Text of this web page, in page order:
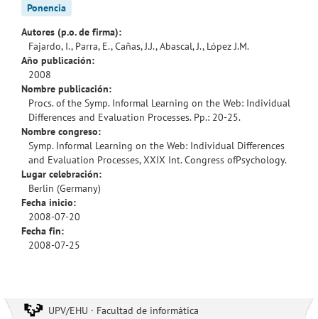
Ponencia
Autores (p.o. de firma):
Fajardo, I., Parra, E., Cañas, J.J., Abascal, J., López J.M.
Año publicación:
2008
Nombre publicación:
Procs. of the Symp. Informal Learning on the Web: Individual
Differences and Evaluation Processes. Pp.: 20-25.
Nombre congreso:
Symp. Informal Learning on the Web: Individual Differences
and Evaluation Processes, XXIX Int. Congress ofPsychology.
Lugar celebración:
Berlin (Germany)
Fecha inicio:
2008-07-20
Fecha fin:
2008-07-25
UPV/EHU · Facultad de informática